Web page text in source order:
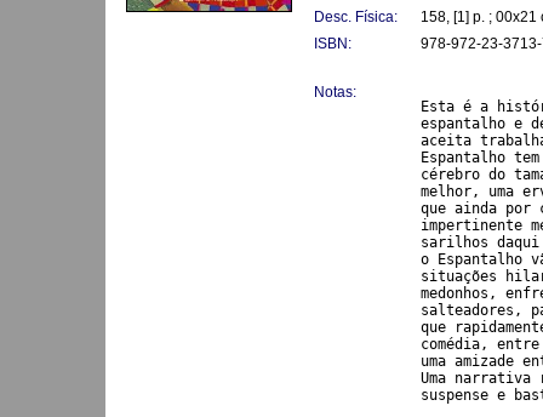
Desc. Física:
158, [1] p. ; 00x21
ISBN:
978-972-23-
Notas:
Esta é a
espantalho e
aceita
Espantalho
cérebro do
melhor, uma
que ainda por
impertinente
sarilhos
o Espantalho
situações
medonhos,
salteadores,
que
comédia,
uma amizade
Uma narrativa